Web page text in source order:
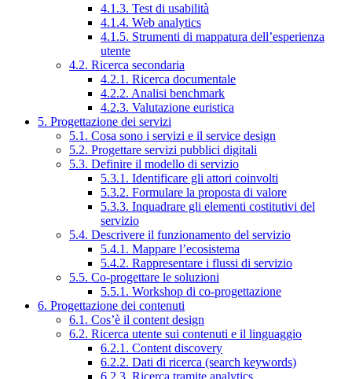
4.1.3. Test di usabilità
4.1.4. Web analytics
4.1.5. Strumenti di mappatura dell’esperienza
utente
4.2. Ricerca secondaria
4.2.1. Ricerca documentale
4.2.2. Analisi benchmark
4.2.3. Valutazione euristica
5. Progettazione dei servizi
5.1. Cosa sono i servizi e il service design
5.2. Progettare servizi pubblici digitali
5.3. Definire il modello di servizio
5.3.1. Identificare gli attori coinvolti
5.3.2. Formulare la proposta di valore
5.3.3. Inquadrare gli elementi costitutivi del
servizio
5.4. Descrivere il funzionamento del servizio
5.4.1. Mappare l’ecosistema
5.4.2. Rappresentare i flussi di servizio
5.5. Co-progettare le soluzioni
5.5.1. Workshop di co-progettazione
6. Progettazione dei contenuti
6.1. Cos’è il content design
6.2. Ricerca utente sui contenuti e il linguaggio
6.2.1. Content discovery
6.2.2. Dati di ricerca (search keywords)
6.2.3. Ricerca tramite analytics